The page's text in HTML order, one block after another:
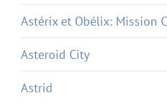
Astérix et Obélix: Mission
Asteroid City
Astrid